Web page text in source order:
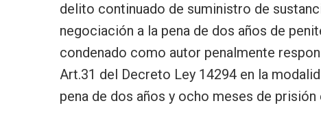
delito continuado de suministro de
negociación a la pena de dos años de
condenado como autor penalmente
Art.31 del Decreto Ley 14294 en la
pena de dos años y ocho meses de prisión